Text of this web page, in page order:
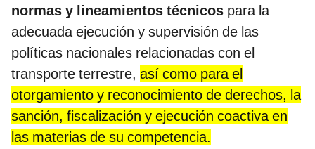
normas y lineamientos técnicos para la
adecuada ejecución y supervisión de las
políticas nacionales relacionadas con el
transporte terrestre, así como para el
otorgamiento y reconocimiento de derechos, la
sanción, fiscalización y ejecución coactiva en
las materias de su competencia.